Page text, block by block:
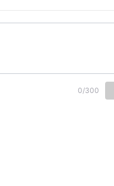
0/300